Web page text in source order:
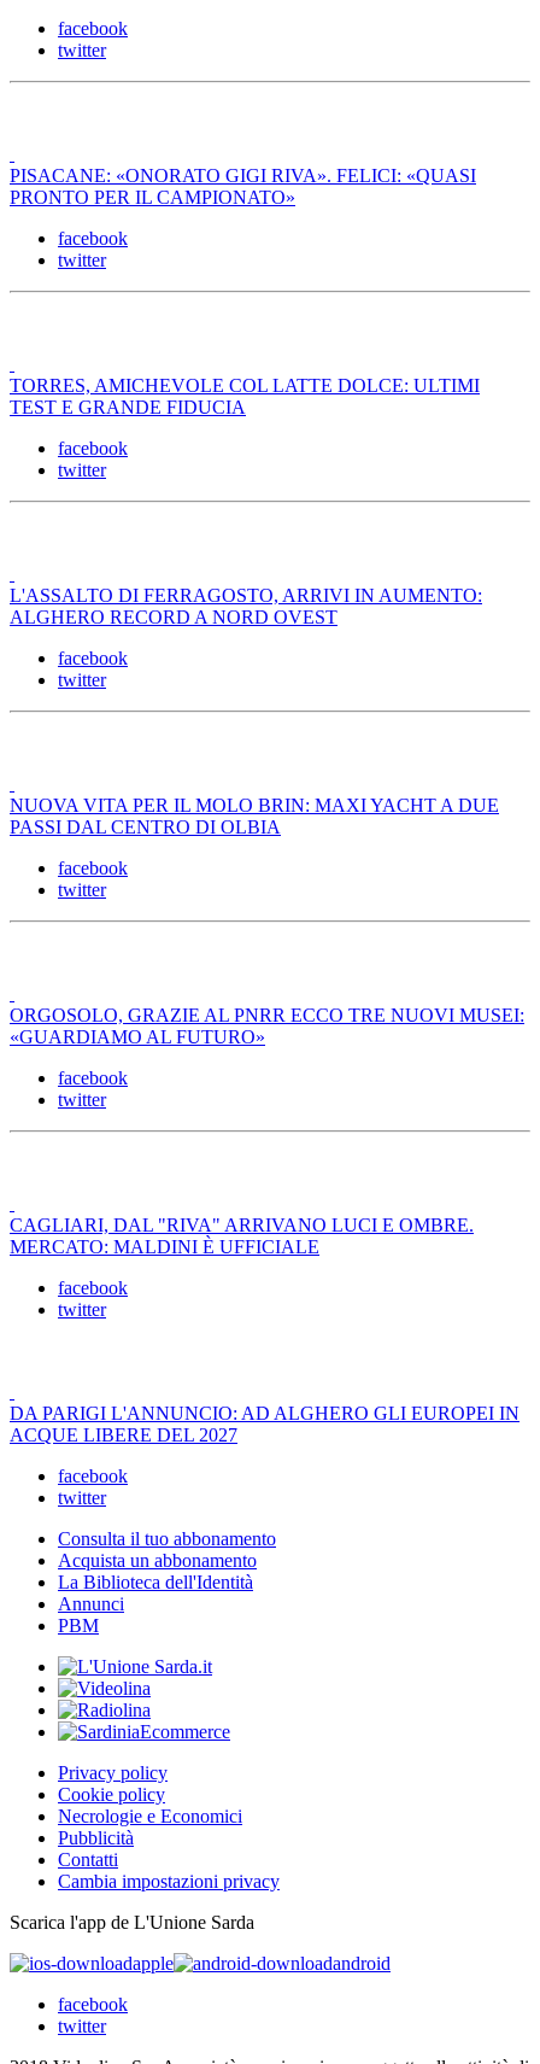
facebook
twitter
PISACANE: «ONORATO GIGI RIVA». FELICI: «QUASI
PRONTO PER IL CAMPIONATO»
facebook
twitter
TORRES, AMICHEVOLE COL LATTE DOLCE: ULTIMI
TEST E GRANDE FIDUCIA
facebook
twitter
L'ASSALTO DI FERRAGOSTO, ARRIVI IN AUMENTO:
ALGHERO RECORD A NORD OVEST
facebook
twitter
NUOVA VITA PER IL MOLO BRIN: MAXI YACHT A DUE
PASSI DAL CENTRO DI OLBIA
facebook
twitter
ORGOSOLO, GRAZIE AL PNRR ECCO TRE NUOVI MUSEI:
«GUARDIAMO AL FUTURO»
facebook
twitter
CAGLIARI, DAL "RIVA" ARRIVANO LUCI E OMBRE.
MERCATO: MALDINI È UFFICIALE
facebook
twitter
DA PARIGI L'ANNUNCIO: AD ALGHERO GLI EUROPEI IN
ACQUE LIBERE DEL 2027
facebook
twitter
Consulta il tuo abbonamento
Acquista un abbonamento
La Biblioteca dell'Identità
Annunci
PBM
Privacy policy
Cookie policy
Necrologie e Economici
Pubblicità
Contatti
Cambia impostazioni privacy
Scarica l'app de L'Unione Sarda
apple
android
facebook
twitter